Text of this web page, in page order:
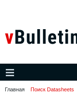
Главная Поиск Datasheets